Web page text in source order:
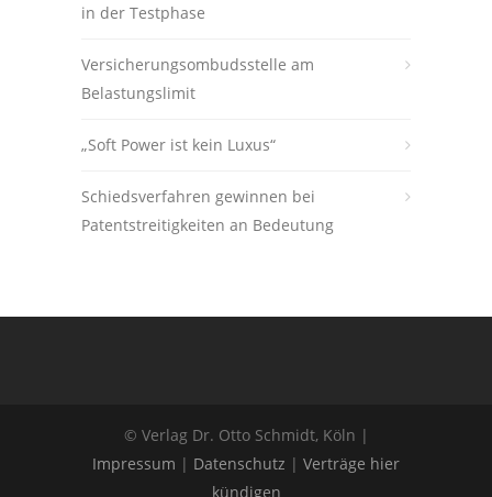
in der Testphase
Versicherungsombudsstelle am
Belastungslimit
„Soft Power ist kein Luxus“
Schiedsverfahren gewinnen bei
Patentstreitigkeiten an Bedeutung
© Verlag Dr. Otto Schmidt, Köln |
Impressum | Datenschutz | Verträge hier
kündigen